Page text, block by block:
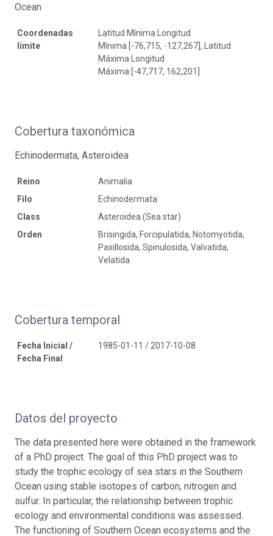
Ocean
Coordenadas
límite
Latitud Mínima Longitud
Mínima [-76,715, -127,267], Latitud
Máxima Longitud
Máxima [-47,717, 162,201]
Cobertura taxonómica
Echinodermata, Asteroidea
Reino
Animalia
Filo
Echinodermata
Class
Asteroidea (Sea star)
Orden
Brisingida, Forcipulatida, Notomyotida,
Paxillosida, Spinulosida, Valvatida,
Velatida
Cobertura temporal
Fecha Inicial /
Fecha Final
1985-01-11 / 2017-10-08
Datos del proyecto
The data presented here were obtained in the framework
of a PhD project. The goal of this PhD project was to
study the trophic ecology of sea stars in the Southern
Ocean using stable isotopes of carbon, nitrogen and
sulfur. In particular, the relationship between trophic
ecology and environmental conditions was assessed.
The functioning of Southern Ocean ecosystems and the